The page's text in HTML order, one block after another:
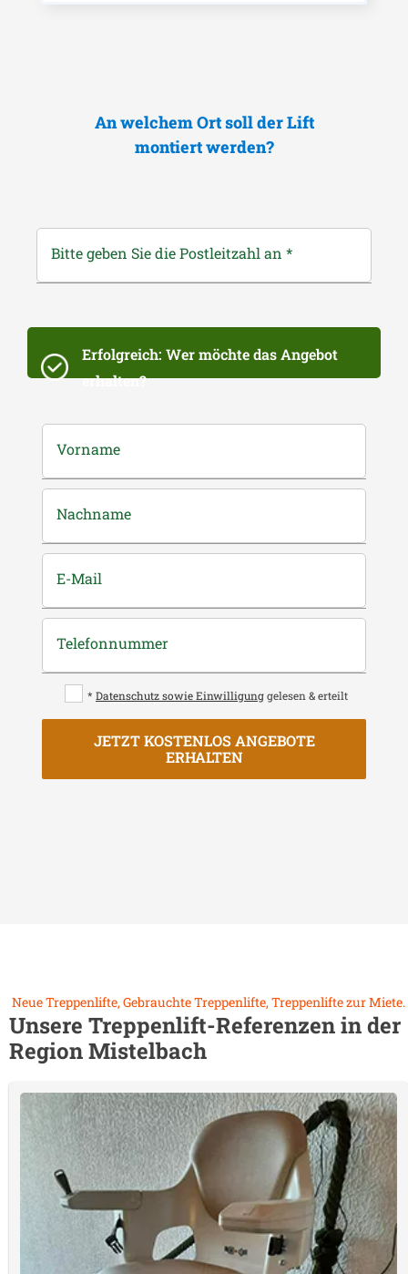
An welchem Ort soll der Lift
montiert werden?
Bitte geben Sie die Postleitzahl an *
Erfolgreich: Wer möchte das Angebot
erhalten?
Vorname
Nachname
E-Mail
Telefonnummer
* Datenschutz sowie Einwilligung gelesen & erteilt
JETZT KOSTENLOS ANGEBOTE
ERHALTEN
Neue Treppenlifte, Gebrauchte Treppenlifte, Treppenlifte zur Miete.
Unsere Treppenlift-Referenzen in der
RegionMistelbach